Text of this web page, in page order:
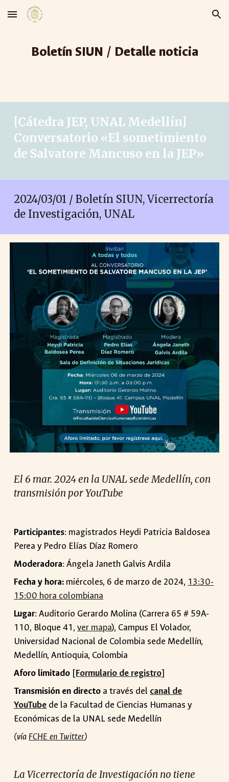
Skip to main content Skip to navigation
Boletín SIUN / Detalle noticia
[Cátedra JEP, UNAL Medellín]
Conversatorio «El sometimiento
de Salvatore Mancuso en la JEP»
2024/03/01 / Boletín SIUN, Vicerrectoría
de Investigación, UNAL
El 6 mar. 2024 en la UNAL sede Medellín, con
transmisión por YouTube
Participantes: magistrados Heydi Patricia Baldosea
Perea y Pedro Elías Díaz Romero
Moderadora: Ángela Janeth Galvis Ardila
Fecha y hora: miércoles, 6 de marzo de 2024, 13:30-
15:00 hora colombiana
Lugar: Auditorio Gerardo Molina (Carrera 65 # 59A-
110, Bloque 41,ver mapa), Campus El Volador,
Universidad Nacional de Colombia sede Medellín,
Medellín, Antioquia, Colombia
Aforo limitado [Formulario de registro]
Transmisión en directo a través del canal de
YouTube de la Facultad de Ciencias Humanas y
Económicas de la UNAL sede Medellín
(vía FCHE en Twitter)
La Vicerrectoría de Investigación no tiene